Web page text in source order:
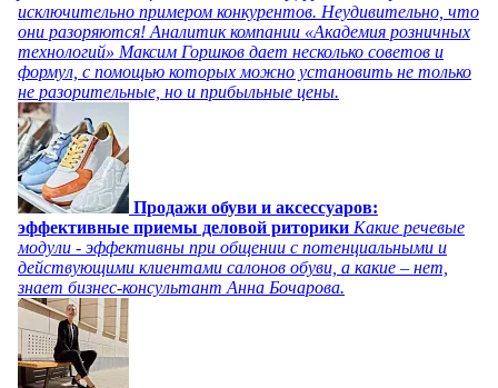
исключительно примером конкурентов. Неудивительно, что
они разоряются! Аналитик компании «Академия розничных
технологий» Максим Горшков дает несколько советов и
формул, с помощью которых можно установить не только
не разорительные, но и прибыльные цены.
Продажи обуви и аксессуаров:
эффективные приемы деловой риторики Какие речевые
модули - эффективны при общении с потенциальными и
действующими клиентами салонов обуви, а какие – нет,
знает бизнес-консультант Анна Бочарова.